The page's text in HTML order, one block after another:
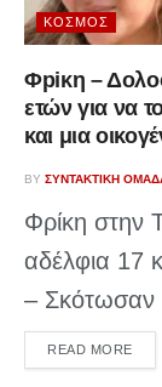
ΚΌΣΜΟΣ
Φpiκη –
ετών για να
και μια
BY ΣΥΝΤΑΚΤΙΚΉ
Φρίκη στην
αδέλφια 17
– Σκότωσαν
READ MORE